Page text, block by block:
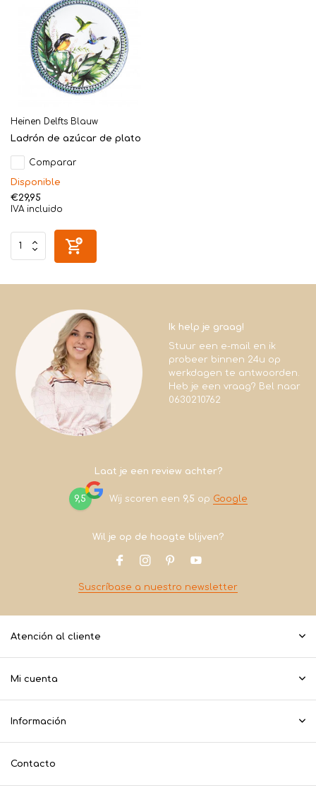
Heinen Delfts Blauw
Ladrón de azúcar de plato
Comparar
Disponible
€29,95
IVA incluido
Ik help je graag!
Stuur een e-mail en ik
probeer binnen 24u op
werkdagen te antwoorden.
Heb je een vraag? Bel naar
0630210762
Laat je een review achter?
9,5 Wij scoren een 9,5 op Google
Wil je op de hoogte blijven?
Suscríbase a nuestro newsletter
Atención al cliente
Mi cuenta
Información
Contacto